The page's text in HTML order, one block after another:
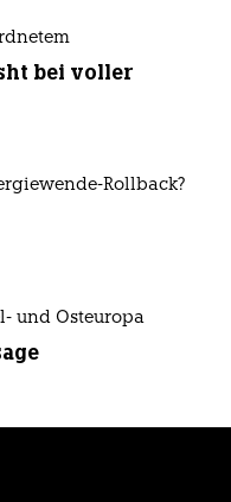
bei voller
Rollback?
und Osteuropa